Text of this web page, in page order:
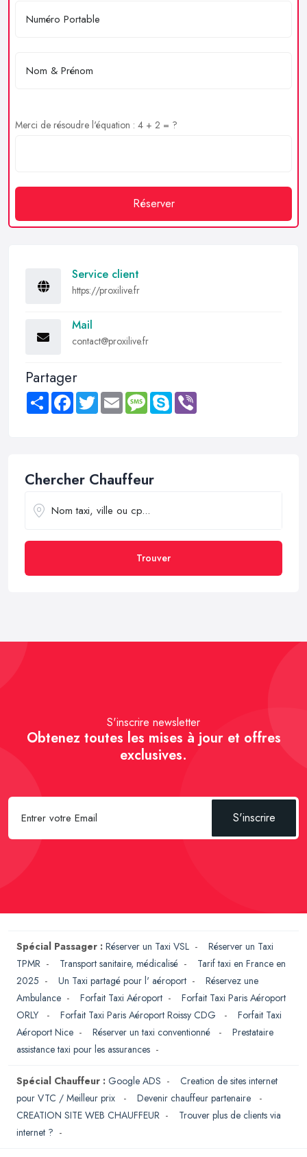
Merci de résoudre l'équation : 4 + 2 = ?
Réserver
Service client
https://proxilive.fr
Mail
contact@proxilive.fr
Partager
Share FacebookTwitter Email MessageSkype
Chercher Chauffeur
Trouver
S'inscrire newsletter
Obtenez toutes les mises à jour et offres
exclusives.
S'inscrire
Spécial Passager : Réserver un Taxi VSL - Réserver un Taxi
TPMR - Transport sanitaire, médicalisé - Tarif taxi en France en
2025 - Un Taxi partagé pour l' aéroport - Réservez une
Ambulance - Forfait Taxi Aéroport - Forfait Taxi Paris Aéroport
ORLY
- Forfait Taxi Paris Aéroport Roissy CDG - Forfait Taxi
Aéroport Nice - Réserver un taxi conventionné - Prestataire
assistance taxi pour les assurances -
Spécial Chauffeur : Google ADS - Creation de sites internet
pour VTC / Meilleur prix
- Devenir chauffeur partenaire
-
CREATION SITE WEB CHAUFFEUR - Trouver plus de clients via
internet ? -